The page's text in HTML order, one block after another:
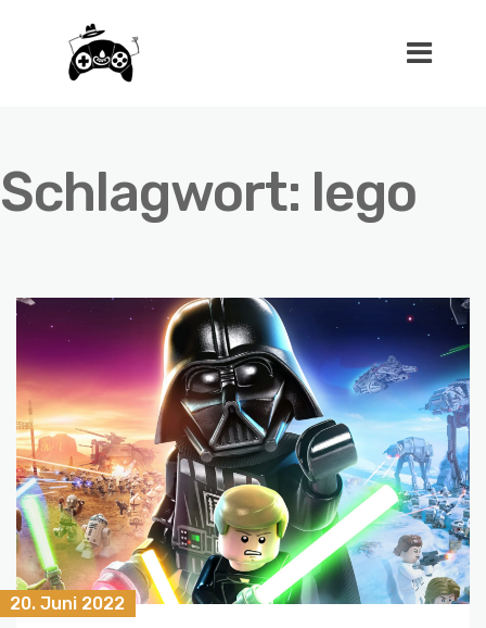
Schlagwort: lego
20. Juni 2022